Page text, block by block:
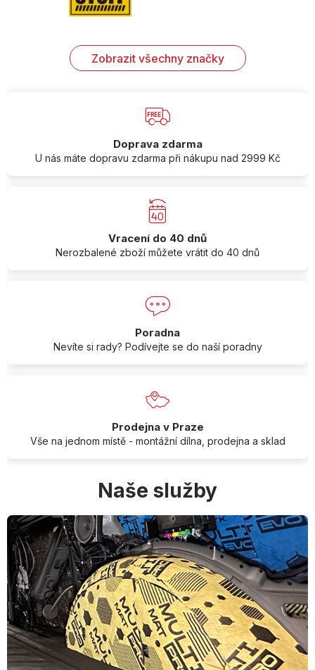
Zobrazit všechny značky
Doprava zdarma
U nás máte dopravu zdarma při nákupu nad 2999 Kč
Vracení do 40 dnů
Nerozbalené zboží můžete vrátit do 40 dnů
Poradna
Nevíte si rady? Podívejte se do naší poradny
Prodejna v Praze
Vše na jednom místě - montážní dílna, prodejna a sklad
Naše služby